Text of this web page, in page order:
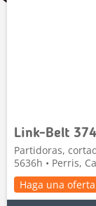
Link-Belt
Partidoras,
5636h • Perris,
Haga una oferta